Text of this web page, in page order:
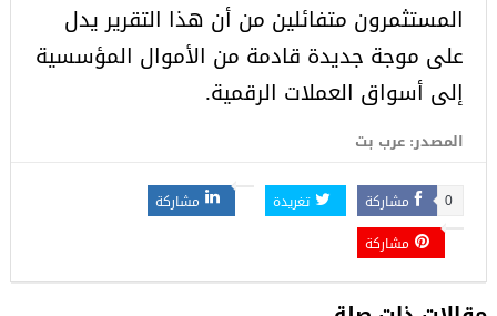
المستثمرون متفائلين من أن هذا التقرير يدل
على موجة جديدة قادمة من الأموال المؤسسية
إلى أسواق العملات الرقمية.
المصدر: عرب بت
مشاركة 0 تغريدة
مشاركة
مشاركة